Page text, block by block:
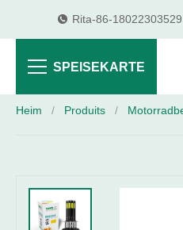
Rita-86-18022303529
SPEISEKARTE
Heim / Produits /